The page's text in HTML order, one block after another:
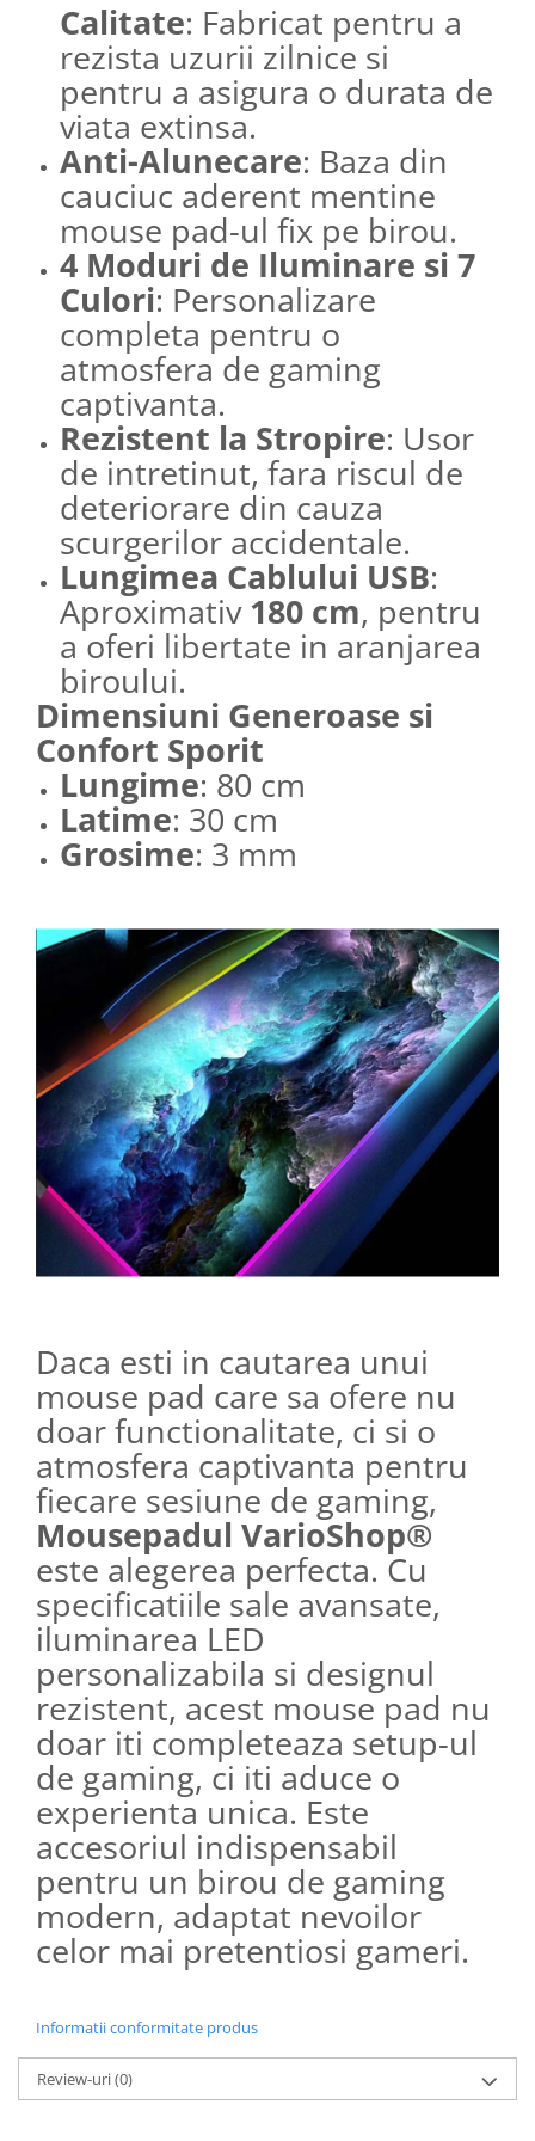
Calitate: Fabricat pentru a
rezista uzurii zilnice si
pentru a asigura o durata de
viata extinsa.
Anti-Alunecare: Baza din
cauciuc aderent mentine
mouse pad-ul fix pe birou.
4 Moduri de Iluminare si 7
Culori: Personalizare
completa pentru o
atmosfera de gaming
captivanta.
Rezistent la Stropire: Usor
de intretinut, fara riscul de
deteriorare din cauza
scurgerilor accidentale.
Lungimea Cablului USB:
Aproximativ180 cm, pentru
a oferi libertate in aranjarea
biroului.
Dimensiuni Generoase si
Confort Sporit
Lungime: 80 cm
Latime: 30 cm
Grosime: 3 mm
Daca esti in cautarea unui
mouse pad care sa ofere nu
doar functionalitate, ci si o
atmosfera captivanta pentru
fiecare sesiune de gaming,
Mousepadul VarioShop®
este alegerea perfecta. Cu
specificatiile sale avansate,
iluminarea LED
personalizabila si designul
rezistent, acest mouse pad nu
doar iti completeaza setup-ul
de gaming, ci iti aduce o
experienta unica. Este
accesoriul indispensabil
pentru un birou de gaming
modern, adaptat nevoilor
celor mai pretentiosi gameri.
Informatii conformitate produs
Review-uri(0)